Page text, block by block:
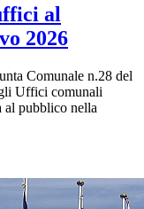
al
2026
Comunale n.28 del
Uffici comunali
al pubblico nella